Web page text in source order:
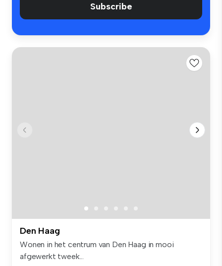
Subscribe
Den Haag
Wonen in het centrum van Den Haag in mooi
afgewerkt tweek...